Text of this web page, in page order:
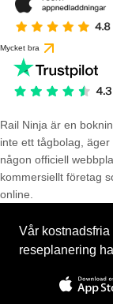
Mycket bra
Rail Ninja är en
inte ett tågbolag,
någon officiell
kommersiellt företag
online.
Vår
reseplanering